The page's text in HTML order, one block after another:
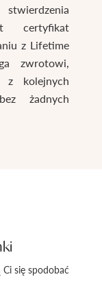
certyfikat
z Lifetime
zwrotowi,
z kolejnych
żadnych
się spodobać